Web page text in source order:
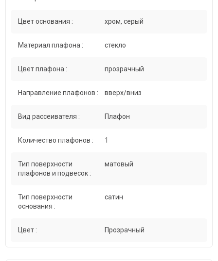
Цвет основания : хром, серый
Материал плафона : стекло
Цвет плафона : прозрачный
Направление плафонов : вверх/вниз
Вид рассеивателя : Плафон
Количество плафонов : 1
Тип поверхности
плафонов и подвесок :
матовый
Тип поверхности
основания :
сатин
Цвет : Прозрачный